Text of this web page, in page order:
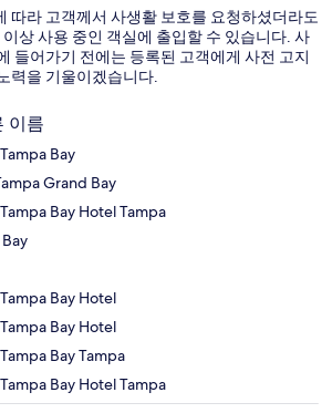
따라 고객께서 사생활 보호를 요청하셨더라도
이상 사용 중인 객실에 출입할 수 있습니다. 사
들어가기 전에는 등록된 고객에게 사전 고지
력을 기울이겠습니다.
이름
Bay
Grand Bay
Bay Hotel Tampa
Bay Hotel
Bay Hotel
Bay Tampa
Bay Hotel Tampa